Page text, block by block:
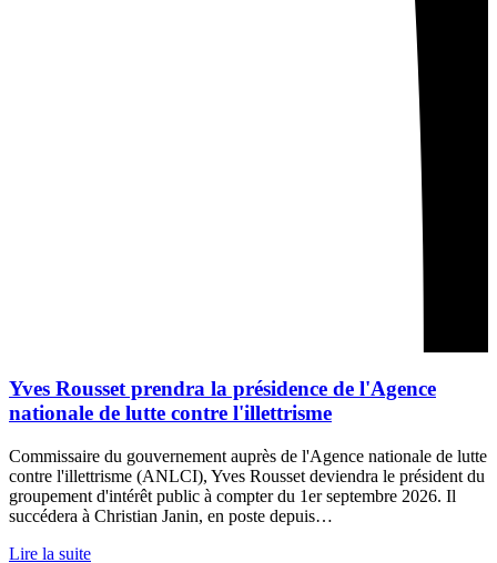
Yves Rousset prendra la présidence de l'Agence
nationale de lutte contre l'illettrisme
Commissaire du gouvernement auprès de l'Agence nationale de lutte
contre l'illettrisme (ANLCI), Yves Rousset deviendra le président du
groupement d'intérêt public à compter du 1er septembre 2026. Il
succédera à Christian Janin, en poste depuis…
Lire la suite